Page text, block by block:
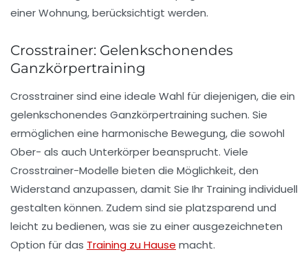
einer Wohnung, berücksichtigt werden.
Crosstrainer: Gelenkschonendes
Ganzkörpertraining
Crosstrainersind eine ideale Wahl für diejenigen, die ein
gelenkschonendes Ganzkörpertraining suchen. Sie
ermöglichen eine harmonische Bewegung, die sowohl
Ober- als auch Unterkörper beansprucht. Viele
Crosstrainer-Modelle bieten die Möglichkeit, den
Widerstand anzupassen, damit Sie Ihr Training individuell
gestalten können. Zudem sind sie platzsparend und
leicht zu bedienen, was sie zu einer ausgezeichneten
Option für das Training zu Hause macht.